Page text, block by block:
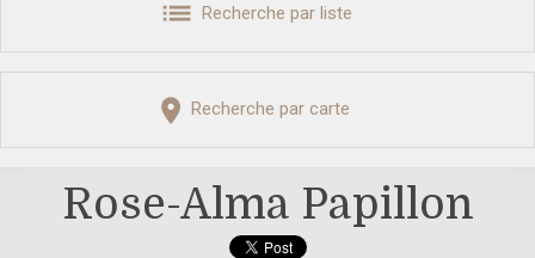
Recherche par liste
Recherche par carte
Rose-Alma Papillon